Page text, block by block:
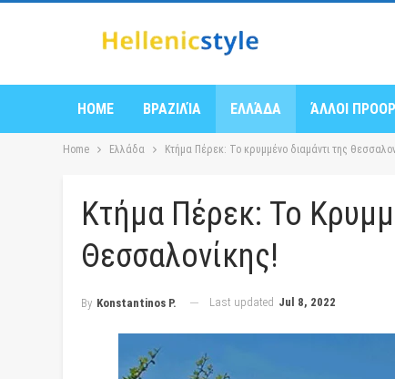
HOME ΒΡΑΖΙΛΊΑ ΕΛΛΆΔΑ ΆΛΛΟΙ
Home Ελλάδα Κτήμα Πέρεκ: Το κρυμμένο διαμάντι της
Κτήμα Πέρεκ: Το
Θεσσαλονίκης!
By Konstantinos P. Last updated Jul 8, 2022